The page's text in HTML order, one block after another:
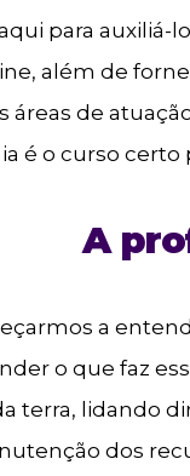
para auxiliá-
além de
áreas de
é o curso certo
A
a
o que faz
terra, lidando
dos